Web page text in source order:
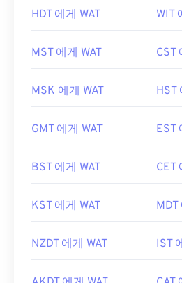
HDT 에게 WAT WIT
MST 에게 WAT CST
MSK 에게 WAT HST
GMT 에게 WAT EST
BST 에게 WAT CET
KST 에게 WAT MDT
NZDT 에게 WAT IST